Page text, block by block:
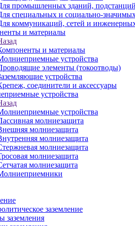
промышленных зданий,
специальных и социально-
коммуникаций, сетей и
и материалы
и материалы
устройства
элементы (токоотводы)
устройства
соединители и аксессуары
устройства
устройства
молниезащита
молниезащита
молниезащита
молниезащита
молниезащита
молниезащита
заземление
заземления